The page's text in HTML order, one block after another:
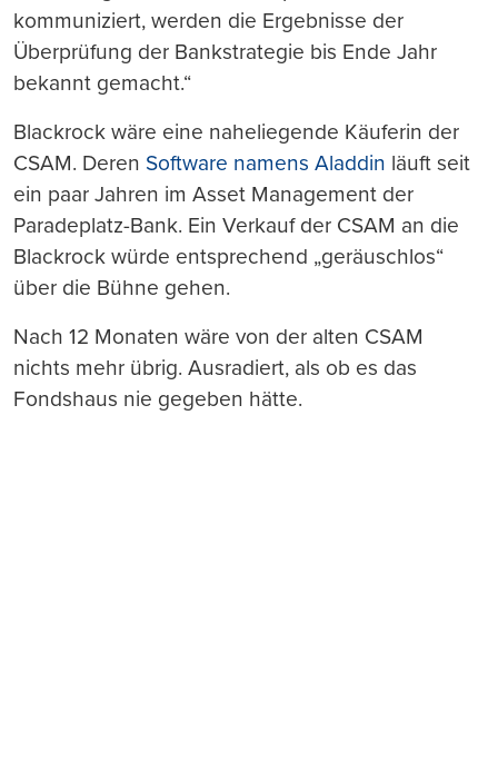
kommuniziert, werden die Ergebnisse der
Überprüfung der Bankstrategie bis Ende Jahr
bekannt gemacht.“
Blackrock wäre eine naheliegende Käuferin der
CSAM. Deren Software namens Aladdin läuft seit
ein paar Jahren im Asset Management der
Paradeplatz-Bank. Ein Verkauf der CSAM an die
Blackrock würde entsprechend „geräuschlos“
über die Bühne gehen.
Nach 12 Monaten wäre von der alten CSAM
nichts mehr übrig. Ausradiert, als ob es das
Fondshaus nie gegeben hätte.